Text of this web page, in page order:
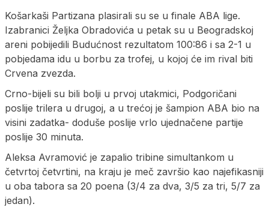
Košarkaši Partizana plasirali su se u finale ABA lige.
Izabranici Željka Obradovića u petak su u Beogradskoj
areni pobijedili Budućnost rezultatom 100:86 i sa 2-1 u
pobjedama idu u borbu za trofej, u kojoj će im rival biti
Crvena zvezda.
Crno-bijeli su bili bolji u prvoj utakmici, Podgoričani
poslije trilera u drugoj, a u trećoj je šampion ABA bio na
visini zadatka- doduše poslije vrlo ujednačene partije
poslije 30 minuta.
Aleksa Avramović je zapalio tribine simultankom u
četvrtoj četvrtini, na kraju je meč završio kao najefikasniji
u oba tabora sa 20 poena (3/4 za dva, 3/5 za tri, 5/7 za
jedan).